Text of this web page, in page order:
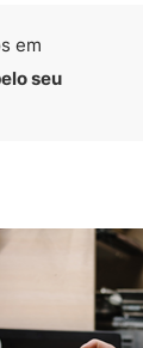
em
seu